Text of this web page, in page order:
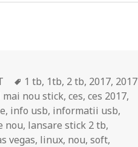
Tags
1 tb, 1tb, 2 tb, 2017, 2017
mai nou stick,ces,ces 2017,
, info usb, informatii usb,
nou, lansare stick 2 tb,
vegas, linux, nou,soft,